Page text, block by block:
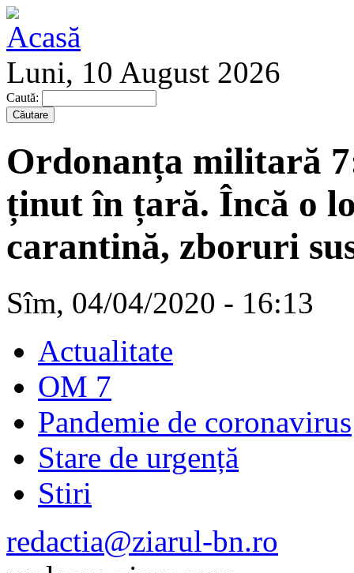
Luni, 10 August 2026
Caută:
Ordonanța militară
ținut în țară. Încă o
carantină, zboruri
Sîm, 04/04/2020 - 16:13
Actualitate
OM 7
Pandemie de coronavirus
Stare de urgență
Stiri
redactia@ziarul-bn.ro